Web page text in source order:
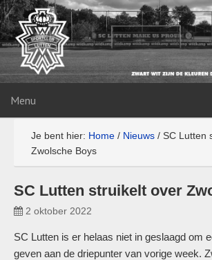
Menu
Je bent hier: Home / Nieuws / SC Lutten
Zwolsche Boys
SC Lutten struikelt over
2 oktober 2022
SC Lutten is er helaas niet in geslaagd om
geven aan de driepunter van vorige week.